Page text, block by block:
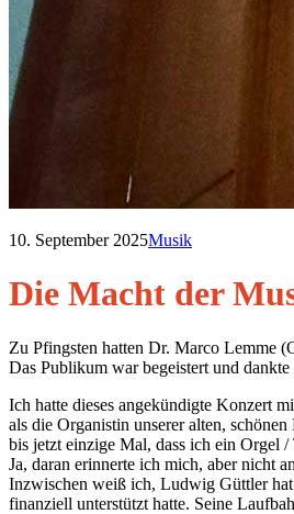
10. September 2025Musik
Die Macht der
Zu Pfingsten hatten Dr. Marco Lemme
Das Publikum war begeistert und
Ich hatte dieses angekündigte Konzert
als die Organistin unserer alten,
bis jetzt einzige Mal, dass ich ein Orgel
Ja, daran erinnerte ich mich, aber nicht
Inzwischen weiß ich, Ludwig Güttler hat
finanziell unterstützt hatte. Seine